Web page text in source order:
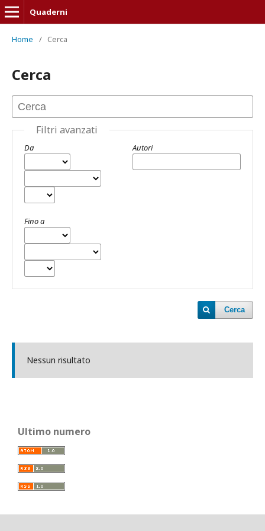
Quaderni
Home / Cerca
Cerca
Filtri avanzati
Da
Fino a
Autori
Cerca
Nessun risultato
Ultimo numero